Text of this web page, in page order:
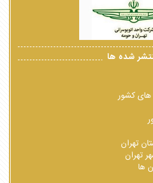
شده ها
های کشور
تهران
تهران
ها